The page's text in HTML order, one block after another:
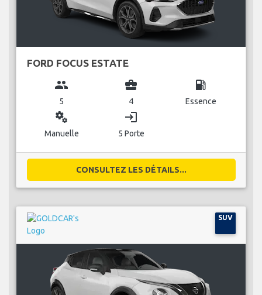
FORD FOCUS ESTATE
group
5
business_center
4
local_gas_station
Essence
miscellaneous_services
Manuelle
login
5 Porte
CONSULTEZ LES DÉTAILS...
SUV